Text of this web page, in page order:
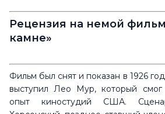
Рецензия на немой
камне»
Фильм был снят и показан в 1926
выступил Лео Мур, который
опыт киностудий США.